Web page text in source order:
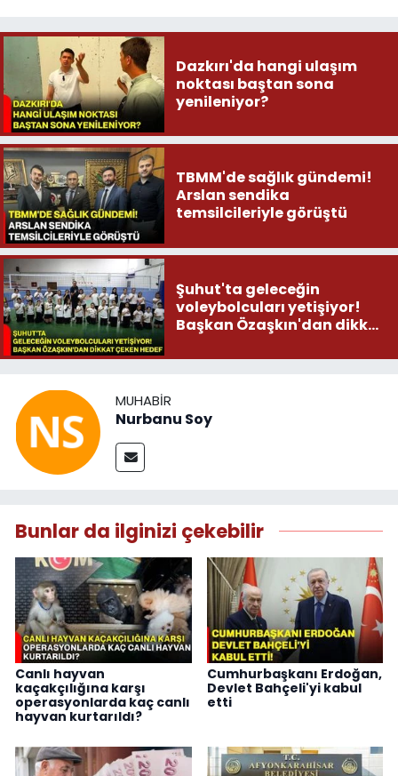
Dazkırı'da hangi ulaşım
noktası baştan sona
yenileniyor?
TBMM'de sağlık gündemi!
Arslan sendika
temsilcileriyle görüştü
Şuhut'ta geleceğin
voleybolcuları yetişiyor!
Başkan Özaşkın'dan dikkat
MUHABIR
Nurbanu Soy
Bunlar da ilginizi çekebilir
Canlı hayvan
kaçakçılığına karşı
operasyonlarda kaç canlı
hayvan kurtarıldı?
Cumhurbaşkanı Erdoğan,
Devlet Bahçeli'yi kabul
etti